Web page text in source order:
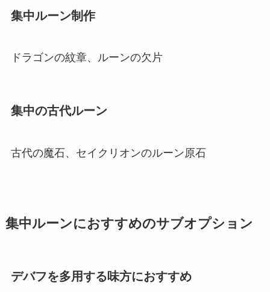
集中ルーン制作
ドラゴンの紋章、ルーンの欠片
集中の古代ルーン
古代の魔石、セイクリオンのルーン原石
集中ルーンにおすすめのサブオプション
デバフを多用する味方におすすめ